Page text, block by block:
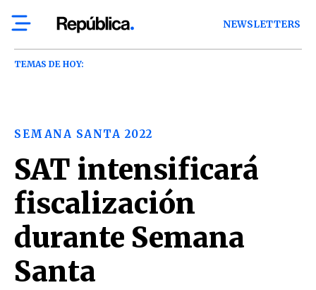
NEWSLETTERS
TEMAS DE HOY:
SEMANA SANTA 2022
SAT intensificará
fiscalización
durante Semana
Santa